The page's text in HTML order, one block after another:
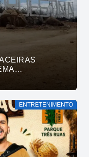
ENTRETENIMENTO